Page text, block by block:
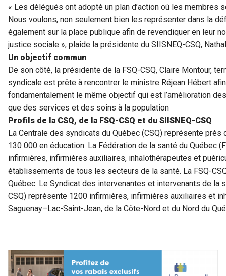
« Les délégués ont adopté un plan d’action où les membres
Nous voulons, non seulement bien les représenter dans la
également sur la place publique afin de revendiquer en leur
justice sociale », plaide la présidente du SIISNEQ-CSQ,
Un objectif commun
De son côté, la présidente de la FSQ-CSQ, Claire Montour,
syndicale est prête à rencontrer le ministre Réjean Hébert
fondamentalement le même objectif qui est l’amélioration
que des services et des soins à la population
Profils de la CSQ, de la FSQ-CSQ et du SIISNEQ-CSQ
La Centrale des syndicats du Québec (CSQ) représente
130 000 en éducation. La Fédération de la santé du Québec
infirmières, infirmières auxiliaires, inhalothérapeutes et
établissements de tous les secteurs de la santé. La FSQ-
Québec. Le Syndicat des intervenantes et intervenants de la
CSQ) représente 1200 infirmières, infirmières auxiliaires et
Saguenay–Lac-Saint-Jean, de la Côte-Nord et du Nord du